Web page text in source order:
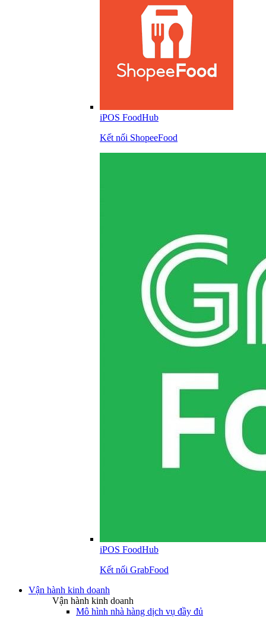
iPOS FoodHub
Kết nối ShopeeFood
iPOS FoodHub
Kết nối GrabFood
Vận hành kinh doanh
Vận hành kinh doanh
Mô hình nhà hàng dịch vụ đầy đủ